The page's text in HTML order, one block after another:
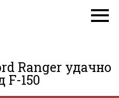
Ranger удачно
F-150